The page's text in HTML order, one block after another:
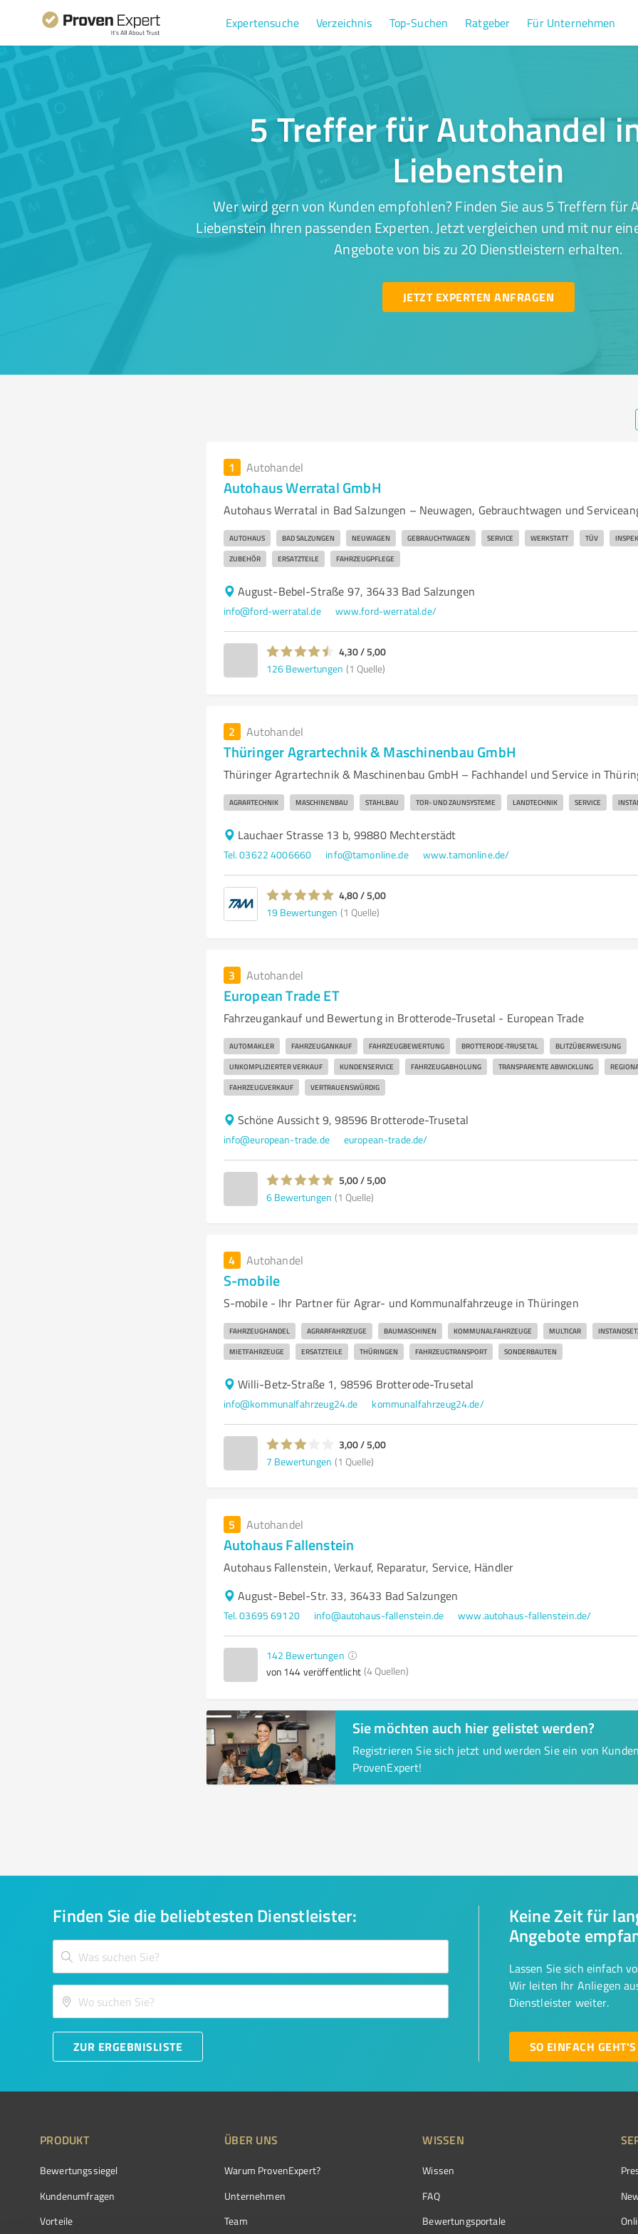
Expertensuche Verzeichnis Top-Suchen Ratgeber Für Unternehmen
5 Treffer für Autohandel
Liebenstein
Wer wird gern von Kunden empfohlen? Finden Sie aus 5 Treffern für
Liebenstein Ihren passenden Experten. Jetzt vergleichen und mit nur
Angebote von bis zu 20 Dienstleistern erhalten.
JETZT EXPERTEN ANFRAGEN
1 Autohandel
Autohaus Werratal GmbH
Autohaus Werratal in Bad Salzungen – Neuwagen, Gebrauchtwagen und
AUTOHAUS BAD SALZUNGEN NEUWAGEN GEBRAUCHTWAGEN SERVICE WERKSTATT TÜV
ZUBEHÖR ERSATZTEILE FAHRZEUGPFLEGE
August-Bebel-Straße 97, 36433 Bad Salzungen
info@ford-werratal.de www.ford-werratal.de/
4,30 / 5,00
126 Bewertungen (1 Quelle)
2 Autohandel
Thüringer Agrartechnik & Maschinenbau GmbH
Thüringer Agrartechnik & Maschinenbau GmbH – Fachhandel und Service in
AGRARTECHNIK MASCHINENBAU STAHLBAU TOR- UND ZAUNSYSTEME LANDTECHNIK SERVICE
Lauchaer Strasse 13 b, 99880 Mechterstädt
Tel. 03622 4006660 info@tamonline.de www.tamonline.de/
4,80 / 5,00
19 Bewertungen (1 Quelle)
3 Autohandel
European Trade ET
Fahrzeugankauf und Bewertung in Brotterode-Trusetal - European Trade
AUTOMAKLER FAHRZEUGANKAUF FAHRZEUGBEWERTUNG BROTTERODE-TRUSETAL BLITZÜBERWEISUNG
UNKOMPLIZIERTER VERKAUF KUNDENSERVICE FAHRZEUGABHOLUNG TRANSPARENTE ABWICKLUNG
FAHRZEUGVERKAUF VERTRAUENSWÜRDIG
Schöne Aussicht 9, 98596 Brotterode-Trusetal
info@european-trade.de european-trade.de/
5,00 / 5,00
6 Bewertungen (1 Quelle)
4 Autohandel
S-mobile
S-mobile - Ihr Partner für Agrar- und Kommunalfahrzeuge in Thüringen
FAHRZEUGHANDEL AGRARFAHRZEUGE BAUMASCHINEN KOMMUNALFAHRZEUGE MULTICAR
MIETFAHRZEUGE ERSATZTEILE THÜRINGEN FAHRZEUGTRANSPORT SONDERBAUTEN
Willi-Betz-Straße 1, 98596 Brotterode-Trusetal
info@kommunalfahrzeug24.de kommunalfahrzeug24.de/
3,00 / 5,00
7 Bewertungen (1 Quelle)
5 Autohandel
Autohaus Fallenstein
Autohaus Fallenstein, Verkauf, Reparatur, Service, Händler
August-Bebel-Str. 33, 36433 Bad Salzungen
Tel. 03695 69120 info@autohaus-fallenstein.de www.autohaus-fallenstein.de/
142 Bewertungen
von 144 veröffentlicht (4 Quellen)
Sie möchten auch hier gelistet werden?
Registrieren Sie sich jetzt und werden Sie ein von
ProvenExpert!
Finden Sie die beliebtesten Dienstleister:
ZUR ERGEBNISLISTE
Keine Zeit für
Angebote
Lassen Sie sich einfach
Wir leiten Ihr Anliegen
Dienstleister weiter.
SO EINFACH GEHT'S
PRODUKT
Bewertungssiegel
Kundenumfragen
Vorteile
ÜBER UNS
Warum ProvenExpert?
Unternehmen
Team
WISSEN
Wissen
FAQ
Bewertungsportale